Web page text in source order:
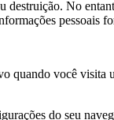
destruição. No
pessoais
quando você visita
do seu